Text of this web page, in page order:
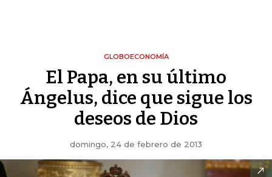
GLOBOECONOMÍA
El Papa, en su último
Ángelus, dice que sigue los
deseos de Dios
domingo, 24 de febrero de 2013